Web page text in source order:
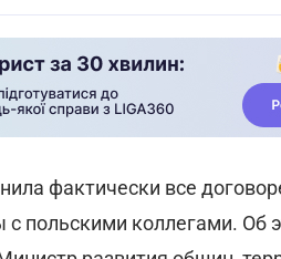
фактически все
польскими коллегами. Об